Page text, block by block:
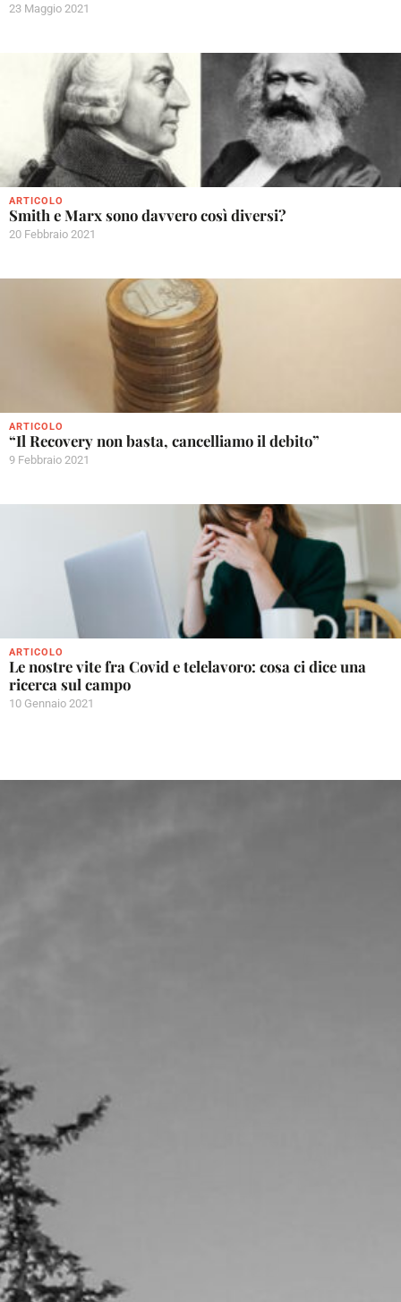
23 Maggio 2021
ARTICOLO
Smith e Marx sono davvero così diversi?
20 Febbraio 2021
ARTICOLO
“Il Recovery non basta, cancelliamo il debito”
9 Febbraio 2021
ARTICOLO
Le nostre vite fra Covid e telelavoro: cosa ci dice una
ricerca sul campo
10 Gennaio 2021